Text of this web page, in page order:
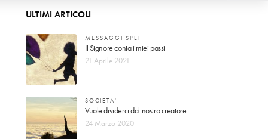
ULTIMI ARTICOLI
MESSAGGI SPEI
Il Signore conta i miei passi
21 Aprile 2021
SOCIETA'
Vuole dividerci dal nostro creatore
24 Marzo 2020